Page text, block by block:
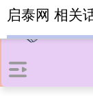
启泰网 相关